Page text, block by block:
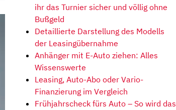
ihr das Turnier sicher und völlig ohne
Bußgeld
Detaillierte Darstellung des Modells
der Leasingübernahme
Anhänger mit E-Auto ziehen: Alles
Wissenswerte
Leasing, Auto-Abo oder Vario-
Finanzierung im Vergleich
Frühjahrscheck fürs Auto – So wird das